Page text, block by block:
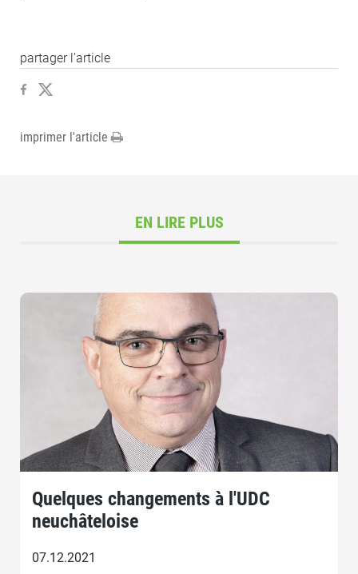
partager l’article
imprimer l'article
EN LIRE PLUS
Quelques changements à l'UDC
neuchâteloise
07.12.2021